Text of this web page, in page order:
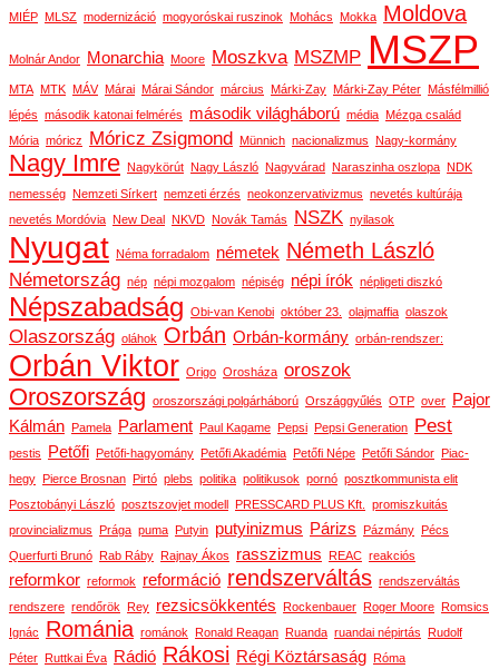
MIÉP MLSZ modernizáció mogyoróskai ruszinok Mohács Mokka Moldova
Molnár Andor Monarchia Moore Moszkva MSZMP MSZP
MTA MTK MÁV Márai Márai Sándor március Márki-Zay Márki-Zay Péter Másfélmillió
lépés második katonai felmérés második világháború média Mézga család
Mória móricz Móricz Zsigmond Münnich nacionalizmus Nagy-kormány
Nagy Imre Nagykörút Nagy László Nagyvárad Naraszinha oszlopa NDK
nemesség Nemzeti Sírkert nemzeti érzés neokonzervativizmus nevetés kultúrája
nevetés Mordóvia New Deal NKVD Novák Tamás NSZK nyilasok
Nyugat Néma forradalom németek Németh László
Németország nép népi mozgalom népiség népi írók népligeti diszkó
Népszabadság Obi-van Kenobi október 23. olajmaffia olaszok
Olaszország oláhok Orbán Orbán-kormány orbán-rendszer:
Orbán Viktor Origo Orosháza oroszok
Oroszország oroszországi polgárháború Országgyűlés OTP over
Pajor
Kálmán Pamela Parlament Paul Kagame Pepsi Pepsi Generation Pest
pestis Petőfi Petőfi-hagyomány Petőfi Akadémia Petőfi Népe Petőfi Sándor Piac-
hegy Pierce Brosnan Pirtó plebs politika politikusok pornó posztkommunista elit
Posztobányi László posztszovjet modell PRESSCARD PLUS Kft.
promiszkuitás
provincializmus Prága puma Putyin putyinizmus Párizs Pázmány Pécs
Querfurti Brunó Rab Ráby Rajnay Ákos rasszizmus REAC reakciós
reformkor reformok reformáció rendszerváltás rendszerváltás
rendszere rendőrök Rey rezsicsökkentés Rockenbauer Roger Moore Romsics
Ignác
Románia románok Ronald Reagan Ruanda ruandai népirtás Rudolf
Péter Ruttkai Éva Rádió Rákosi Régi Köztársaság Róma